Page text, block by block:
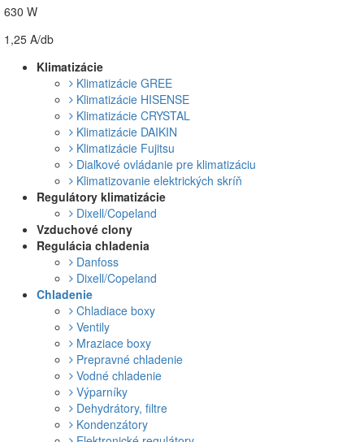
630 W
1,25 A/db
Klimatizácie
Klimatizácie GREE
Klimatizácie HISENSE
Klimatizácie CRYSTAL
Klimatizácie DAIKIN
Klimatizácie Fujitsu
Diaľkové ovládanie pre klimatizáciu
Klimatizovanie elektrických skríň
Regulátory klimatizácie
Dixell/Copeland
Vzduchové clony
Regulácia chladenia
Danfoss
Dixell/Copeland
Chladenie
Chladiace boxy
Ventily
Mraziace boxy
Prepravné chladenie
Vodné chladenie
Výparníky
Dehydrátory, filtre
Kondenzátory